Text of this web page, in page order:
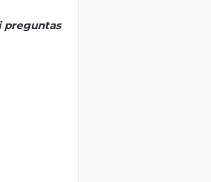
preguntas